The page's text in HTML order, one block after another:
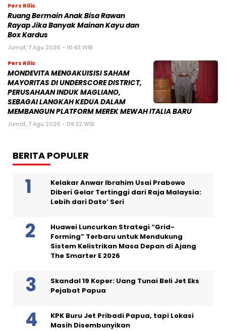
Pers Rilis
Ruang Bermain Anak Bisa Rawan
Rayap Jika Banyak Mainan Kayu dan
Box Kardus
Jumat, 7 Agu 2026 - 16:43 WIB
Pers Rilis
MONDEVITA MENGAKUISISI SAHAM
MAYORITAS DI UNDERSCORE DISTRICT,
PERUSAHAAN INDUK MAGLIANO,
SEBAGAI LANGKAH KEDUA DALAM
MEMBANGUN PLATFORM MEREK MEWAH ITALIA BARU
Jumat, 7 Agu 2026 - 09:32 WIB
BERITA POPULER
Kelakar Anwar Ibrahim Usai Prabowo
Diberi Gelar Tertinggi dari Raja Malaysia:
Lebih dari Dato’ Seri
Huawei Luncurkan Strategi “Grid-
Forming” Terbaru untuk Mendukung
Sistem Kelistrikan Masa Depan di Ajang
The Smarter E 2026
Skandal 19 Koper: Uang Tunai Beli Jet Eks
Pejabat Papua
KPK Buru Jet Pribadi Papua, tapi Lokasi
Masih Disembunyikan